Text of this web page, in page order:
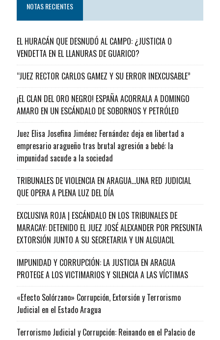
NOTAS RECIENTES
EL HURACÁN QUE DESNUDÓ AL CAMPO: ¿JUSTICIA O
VENDETTA EN EL LLANURAS DE GUARICO?
“JUEZ RECTOR CARLOS GAMEZ Y SU ERROR INEXCUSABLE”
¡EL CLAN DEL ORO NEGRO! ESPAÑA ACORRALA A DOMINGO
AMARO EN UN ESCÁNDALO DE SOBORNOS Y PETRÓLEO
Juez Elisa Josefina Jiménez Fernández deja en libertad a
empresario aragueño tras brutal agresión a bebé: la
impunidad sacude a la sociedad
TRIBUNALES DE VIOLENCIA EN ARAGUA…UNA RED JUDICIAL
QUE OPERA A PLENA LUZ DEL DÍA
EXCLUSIVA ROJA | ESCÁNDALO EN LOS TRIBUNALES DE
MARACAY: DETENIDO EL JUEZ JOSÉ ALEXANDER POR PRESUNTA
EXTORSIÓN JUNTO A SU SECRETARIA Y UN ALGUACIL
IMPUNIDAD Y CORRUPCIÓN: LA JUSTICIA EN ARAGUA
PROTEGE A LOS VICTIMARIOS Y SILENCIA A LAS VÍCTIMAS
«Efecto Solórzano» Corrupción, Extorsión y Terrorismo
Judicial en el Estado Aragua
Terrorismo Judicial y Corrupción: Reinando en el Palacio de